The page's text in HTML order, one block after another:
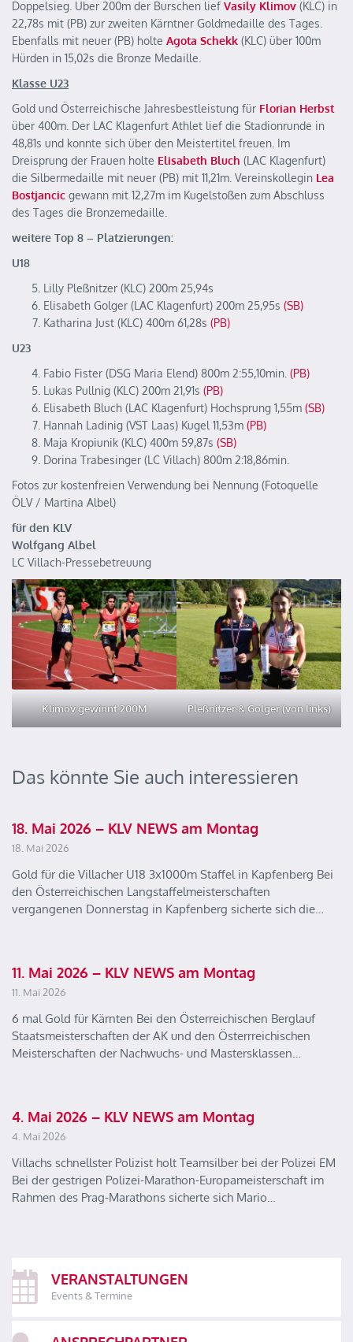
Doppelsieg. Über 200m der Burschen lief Vasily Klimov (KLC) in
22,78s mit (PB) zur zweiten Kärntner Goldmedaille des Tages.
Ebenfalls mit neuer (PB) holte Agota Schekk (KLC) über 100m
Hürden in 15,02s die Bronze Medaille.
Klasse U23
Gold und Österreichische Jahresbestleistung für Florian Herbst
über 400m. Der LAC Klagenfurt Athlet lief die Stadionrunde in
48,81s und konnte sich über den Meistertitel freuen. Im
Dreisprung der Frauen holte Elisabeth Bluch (LAC Klagenfurt)
die Silbermedaille mit neuer (PB) mit 11,21m. Vereinskollegin Lea
Bostjancic gewann mit 12,27m im Kugelstoßen zum Abschluss
des Tages die Bronzemedaille.
weitere Top 8 – Platzierungen:
U18
Lilly Pleßnitzer (KLC) 200m 25,94s
Elisabeth Golger (LAC Klagenfurt) 200m 25,95s (SB)
Katharina Just (KLC) 400m 61,28s (PB)
U23
Fabio Fister (DSG Maria Elend) 800m 2:55,10min. (PB)
Lukas Pullnig (KLC) 200m 21,91s (PB)
Elisabeth Bluch (LAC Klagenfurt) Hochsprung 1,55m (SB)
Hannah Ladinig (VST Laas) Kugel 11,53m (PB)
Maja Kropiunik (KLC) 400m 59,87s (SB)
Dorina Trabesinger (LC Villach) 800m 2:18,86min.
Fotos zur kostenfreien Verwendung bei Nennung (Fotoquelle
ÖLV / Martina Albel)
für den KLV
Wolfgang Albel
LC Villach-Pressebetreuung
Klimov gewinnt 200M Pleßnitzer & Golger (von links)
Das könnte Sie auch interessieren
18. Mai 2026 – KLV NEWS am Montag
18. Mai 2026
Gold für die Villacher U18 3x1000m Staffel in Kapfenberg Bei
den Österreichischen Langstaffelmeisterschaften
vergangenen Donnerstag in Kapfenberg sicherte sich die…
11. Mai 2026 – KLV NEWS am Montag
11. Mai 2026
6 mal Gold für Kärnten Bei den Österreichischen Berglauf
Staatsmeisterschaften der AK und den Österrreichischen
Meisterschaften der Nachwuchs- und Mastersklassen…
4. Mai 2026 – KLV NEWS am Montag
4. Mai 2026
Villachs schnellster Polizist holt Teamsilber bei der Polizei EM
Bei der gestrigen Polizei-Marathon-Europameisterschaft im
Rahmen des Prag-Marathons sicherte sich Mario…
VERANSTALTUNGEN
Events & Termine